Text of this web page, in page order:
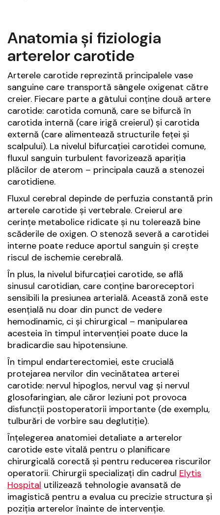
Anatomia și fiziologia
arterelor carotide
Arterele carotide reprezintă principalele vase
sanguine care transportă sângele oxigenat către
creier. Fiecare parte a gâtului conține două artere
carotide: carotida comună, care se bifurcă în
carotida internă (care irigă creierul) și carotida
externă (care alimentează structurile feței și
scalpului). La nivelul bifurcației carotidei comune,
fluxul sanguin turbulent favorizează apariția
plăcilor de aterom – principala cauză a stenozei
carotidiene.
Fluxul cerebral depinde de perfuzia constantă prin
arterele carotide și vertebrale. Creierul are
cerințe metabolice ridicate și nu tolerează bine
scăderile de oxigen. O stenoză severă a carotidei
interne poate reduce aportul sanguin și crește
riscul de ischemie cerebrală.
În plus, la nivelul bifurcației carotide, se află
sinusul carotidian, care conține baroreceptori
sensibili la presiunea arterială. Această zonă este
esențială nu doar din punct de vedere
hemodinamic, ci și chirurgical – manipularea
acesteia în timpul intervenției poate duce la
bradicardie sau hipotensiune.
În timpul endarterectomiei, este crucială
protejarea nervilor din vecinătatea arterei
carotide: nervul hipoglos, nervul vag și nervul
glosofaringian, ale căror leziuni pot provoca
disfuncții postoperatorii importante (de exemplu,
tulburări de vorbire sau deglutiție).
Înțelegerea anatomiei detaliate a arterelor
carotide este vitală pentru o planificare
chirurgicală corectă și pentru reducerea riscurilor
operatorii. Chirurgii specializați din cadrul Elytis
Hospital utilizează tehnologie avansată de
imagistică pentru a evalua cu precizie structura și
poziția arterelor înainte de intervenție.